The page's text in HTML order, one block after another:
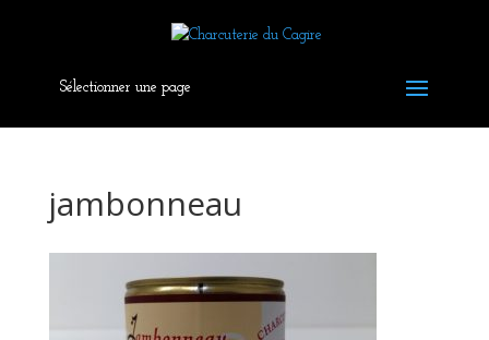
Sélectionner une page
jambonneau